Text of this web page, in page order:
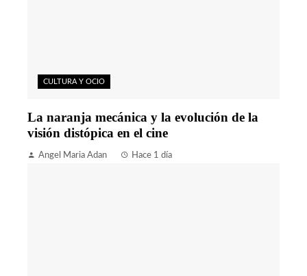
CULTURA Y OCIO
La naranja mecánica y la evolución de la
visión distópica en el cine
Angel Maria Adan Hace 1 día